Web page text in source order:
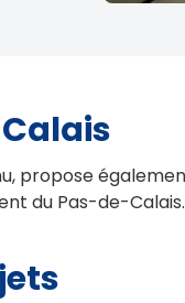
propose
du Pas-de-Calais.